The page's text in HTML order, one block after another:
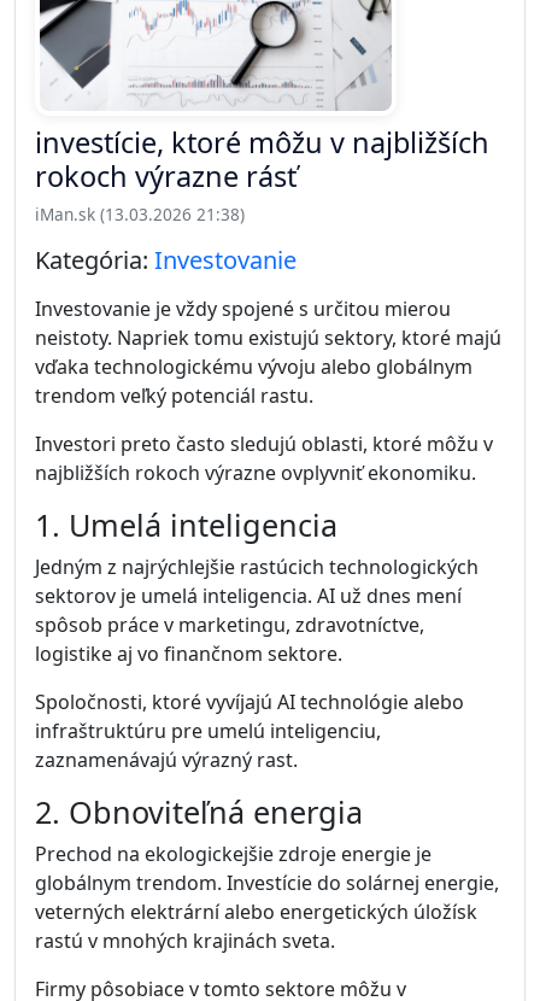
investície, ktoré môžu v najbližších
rokoch výrazne rásť
iMan.sk (13.03.2026 21:38)
Kategória: Investovanie
Investovanie je vždy spojené s určitou mierou
neistoty. Napriek tomu existujú sektory, ktoré majú
vďaka technologickému vývoju alebo globálnym
trendom veľký potenciál rastu.
Investori preto často sledujú oblasti, ktoré môžu v
najbližších rokoch výrazne ovplyvniť ekonomiku.
1. Umelá inteligencia
Jedným z najrýchlejšie rastúcich technologických
sektorov je umelá inteligencia. AI už dnes mení
spôsob práce v marketingu, zdravotníctve,
logistike aj vo finančnom sektore.
Spoločnosti, ktoré vyvíjajú AI technológie alebo
infraštruktúru pre umelú inteligenciu,
zaznamenávajú výrazný rast.
2. Obnoviteľná energia
Prechod na ekologickejšie zdroje energie je
globálnym trendom. Investície do solárnej energie,
veterných elektrární alebo energetických úložísk
rastú v mnohých krajinách sveta.
Firmy pôsobiace v tomto sektore môžu v